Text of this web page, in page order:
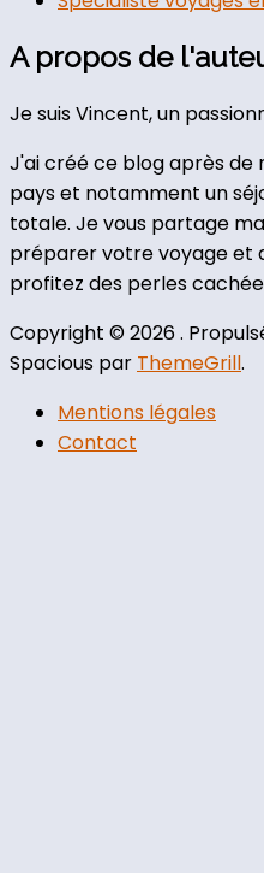
A propos de
Je suis Vincent, un
J'ai créé ce blog après de
pays et notamment un
totale. Je vous partage
préparer votre voyage et
profitez des perles
Copyright © 2026.
Spacious par ThemeGrill.
Mentions légales
Contact